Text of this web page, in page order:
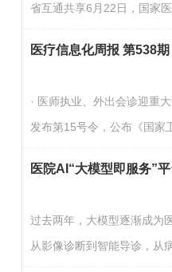
丰富各类健康产品供给。规
顾群众多层次、差异化健康
省互通共享6月22日，国家医
影像检查数据跨省互通共享
及亲情账户的影像数据，医
历史影像数据。医保影像云
家医保影像云索引共享模块
影像云均包含部署在医疗机
· 医师执业、外出会诊迎重
发布第15号令，公布《国家
华人民共和国医师法》施行
一、完善医师执业管理制度
业、外出会诊、执业注册等
业管理模式迎来关键转向。
医院AI“大模型即服务”
过去两年，大模型逐渐成为
从影像诊断到智能导诊，从